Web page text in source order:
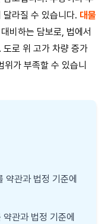
라질 수 있습니다. 대물
비하는 담보로, 법에서
로 위 고가 차량 증가
위가 부족할 수 있습니
약관과 법정 기준에
관과 법정 기준에